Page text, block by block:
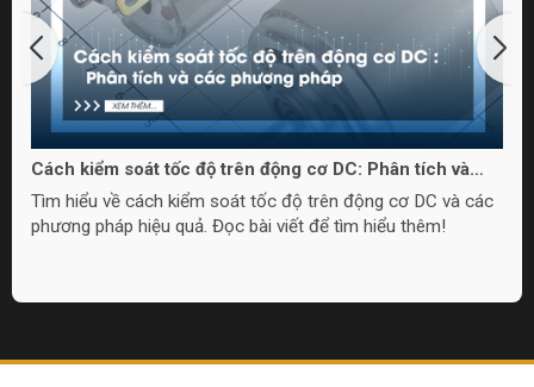
Cách kiểm soát tốc độ trên động cơ DC: Phân tích và
các phương pháp
Tìm hiểu về cách kiểm soát tốc độ trên động cơ DC và các
phương pháp hiệu quả. Đọc bài viết để tìm hiểu thêm!